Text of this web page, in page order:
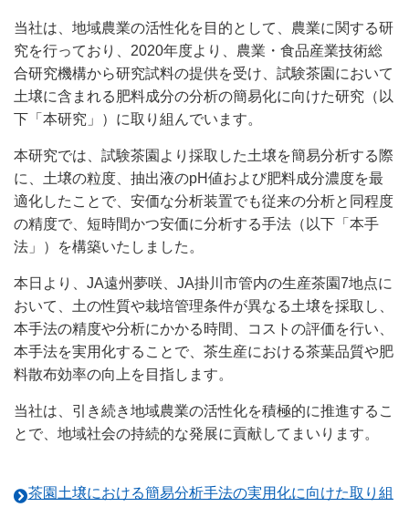
当社は、地域農業の活性化を目的として、農業に関する研
究を行っており、2020年度より、農業・食品産業技術総
合研究機構から研究試料の提供を受け、試験茶園において
土壌に含まれる肥料成分の分析の簡易化に向けた研究（以
下「本研究」）に取り組んでいます。
本研究では、試験茶園より採取した土壌を簡易分析する際
に、土壌の粒度、抽出液のpH値および肥料成分濃度を最
適化したことで、安価な分析装置でも従来の分析と同程度
の精度で、短時間かつ安価に分析する手法（以下「本手
法」）を構築いたしました。
本日より、JA遠州夢咲、JA掛川市管内の生産茶園7地点に
おいて、土の性質や栽培管理条件が異なる土壌を採取し、
本手法の精度や分析にかかる時間、コストの評価を行い、
本手法を実用化することで、茶生産における茶葉品質や肥
料散布効率の向上を目指します。
当社は、引き続き地域農業の活性化を積極的に推進するこ
とで、地域社会の持続的な発展に貢献してまいります。
茶園土壌における簡易分析手法の実用化に向けた取り組